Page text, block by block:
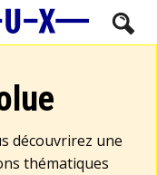
découvrirez une
thématiques